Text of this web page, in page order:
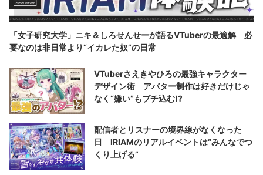
「女子研究大学」ニキ＆しろせんせーが語るVTuberの最適解 必
要なのは非日常より“イカレた奴”の日常
VTuberさえきやひろの最強キャラクター
デザイン術 アバター制作は好きだけじゃ
なく“嫌い”もブチ込む!?
配信者とリスナーの境界線がなくなった
日 IRIAMのリアルイベントは“みんなでつ
くり上げる”